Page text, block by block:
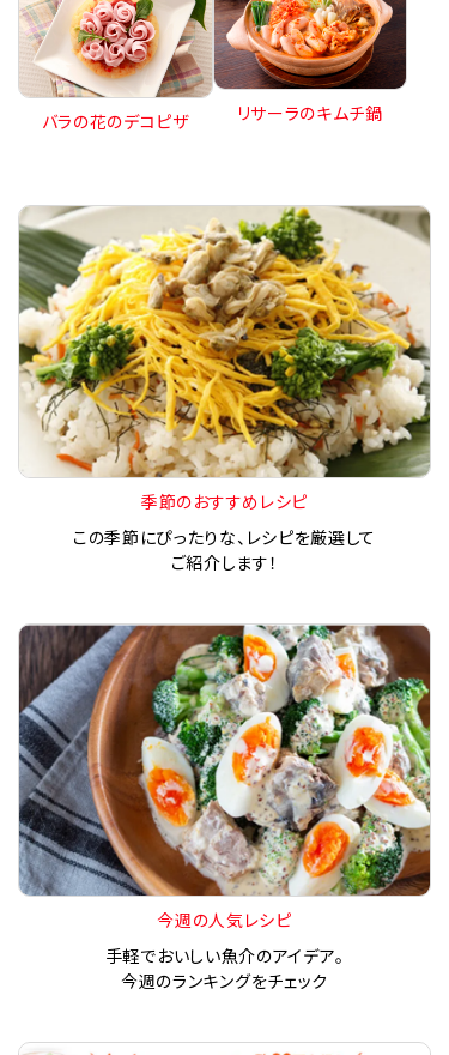
バラの花のデコピザ リサーラのキムチ鍋
季節のおすすめレシピ
この季節にぴったりな、レシピを厳選して
ご紹介します！
今週の人気レシピ
手軽でおいしい魚介のアイデア。
今週のランキングをチェック